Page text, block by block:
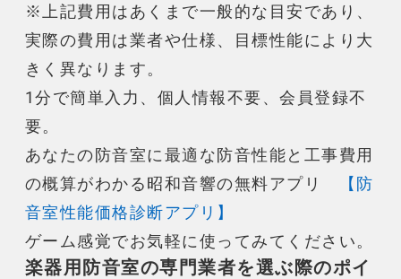
※上記費用はあくまで一般的な目安であり、
実際の費用は業者や仕様、目標性能により大
きく異なります。
1分で簡単入力、個人情報不要、会員登録不
要。
あなたの防音室に最適な防音性能と工事費用
の概算がわかる昭和音響の無料アプリ
【防
音室性能価格診断アプリ】
ゲーム感覚でお気軽に使ってみてください。
楽器用防音室の専門業者を選ぶ際のポイ